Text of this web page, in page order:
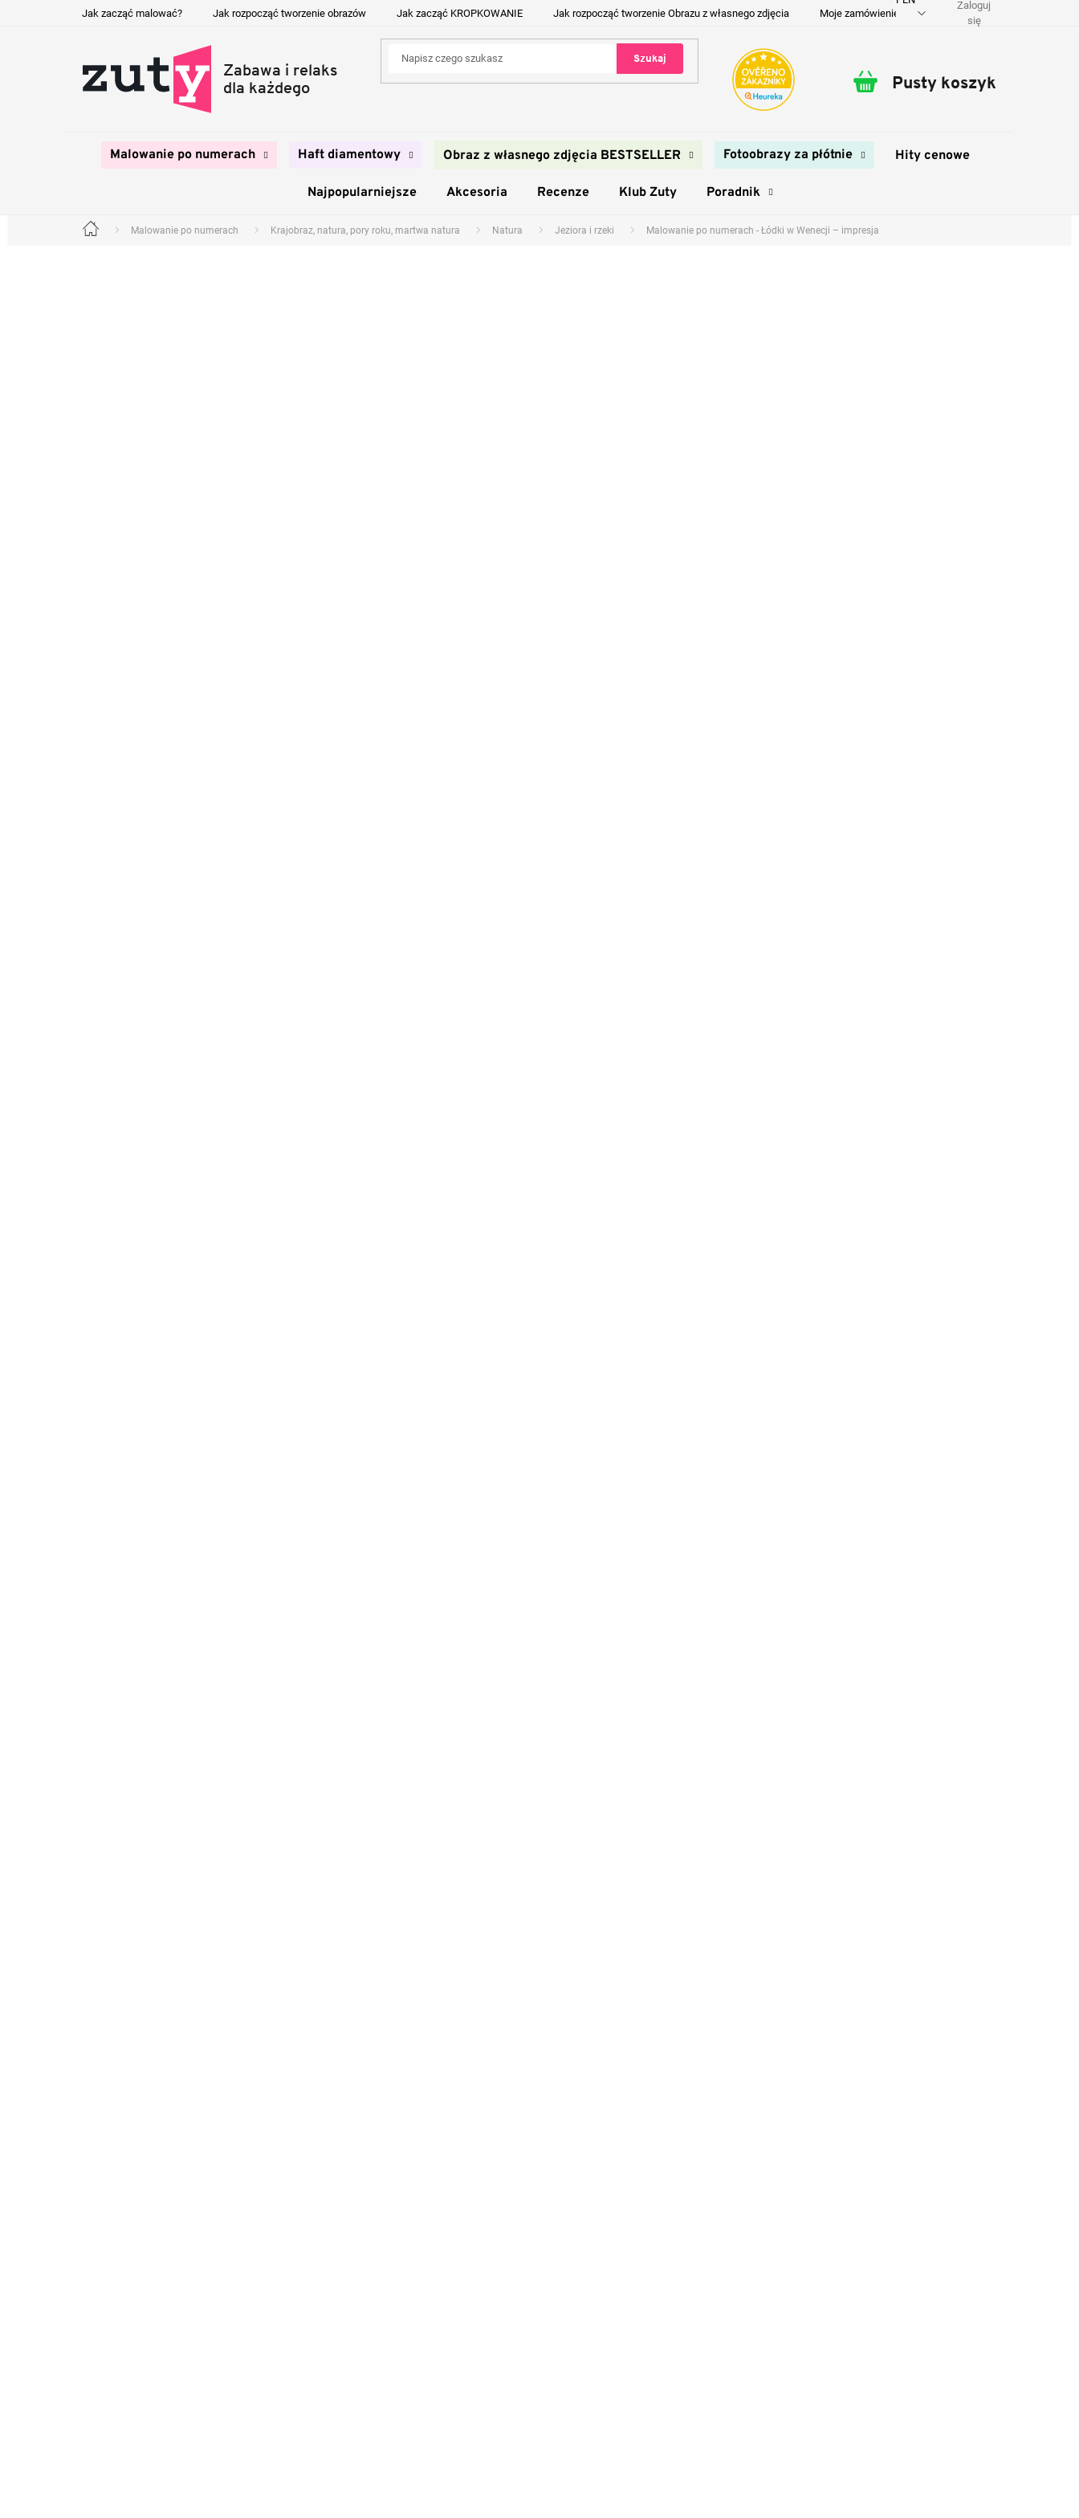
Jak zacząć malować? Jak rozpocząć tworzenie obrazów Jak zacząć KROPKOWANIE Jak rozpocząć tworzenie Obrazu z własnego zdjęcia Moje zamówienie Dostawa i płatność
Zaloguj
się
Szukaj
Koszyk
Pusty koszyk
Malowanie po numerach Haft diamentowy Obraz z własnego zdjęcia BESTSELLER Fotoobrazy za płótnie Hity cenowe
Najpopularniejsze Akcesoria Recenze Klub Zuty Poradnik
Home Malowanie po numerach Krajobraz, natura, pory roku, martwa natura Natura Jeziora i rzeki Malowanie po numerach - Łódki w Wenecji – impresja